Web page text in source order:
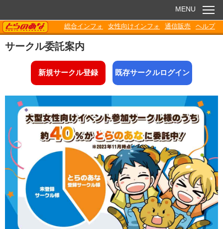
お知らせ
電子書籍
Q&A
各種ダウンロード
MENU
TORANOANA
総合インフォ 女性向けインフォ 通信販売 ヘルプ
サークル委託案内
新規サークル登録 既存サークルログイン